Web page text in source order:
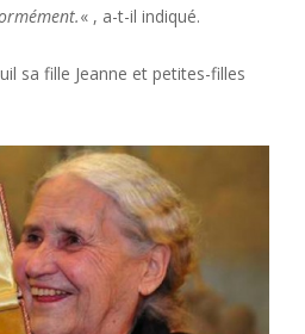
« , a-t-il indiqué.
sa fille Jeanne et petites-filles